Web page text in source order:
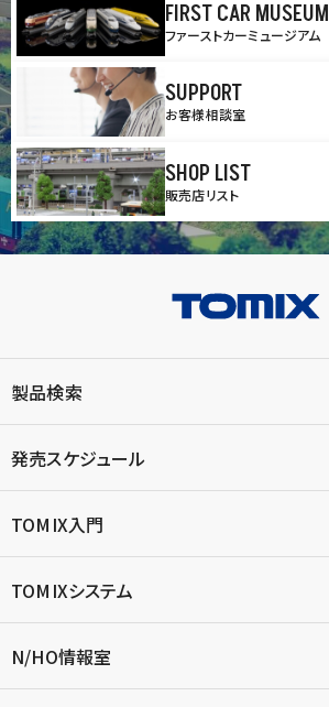
FIRST CAR MUSEUM
ファーストカーミュージアム
SUPPORT
お客様相談室
SHOP LIST
販売店リスト
製品検索
発売スケジュール
TOMIX入門
TOMIXシステム
N/HO情報室